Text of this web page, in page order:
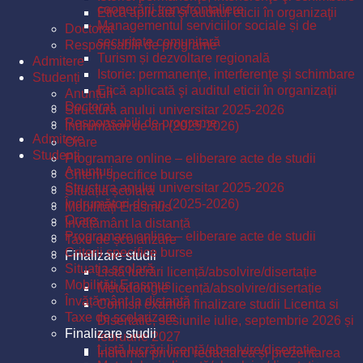
Etică aplicată şi auditul eticii în organizaţii
Doctorat
Responsabili de programe
Admitere
Studenți
Anunțuri
Structura anului universitar 2025-2026
Îndrumători de an (2025-2026)
Orare
Programare online – eliberare acte de studii
Criterii specifice burse
Situația școlară
Mobilități Erasmus
Învățământ la distanță
Taxe de școlarizare
Finalizare studii
Listă lucrări licență/absolvire/disertație
Metodologie licență/absolvire/disertație
Comisii examen finalizare studii Licenta si
Disertatie, sesiunile iulie, septembrie 2026 și
februarie 2027
Îndrumar privind redactarea și prezentarea
cooperării transfrontaliere
Managementul serviciilor sociale și de
securitate comunitară
Turism și dezvoltare regională
Istorie: permanenţe, interferenţe şi schimbare
Etică aplicată şi auditul eticii în organizaţii
Doctorat
Responsabili de programe
Admitere
Studenți
Anunțuri
Structura anului universitar 2025-2026
Îndrumători de an (2025-2026)
Orare
Programare online – eliberare acte de studii
Criterii specifice burse
Situația școlară
Mobilități Erasmus
Învățământ la distanță
Taxe de școlarizare
Finalizare studii
Listă lucrări licență/absolvire/disertație